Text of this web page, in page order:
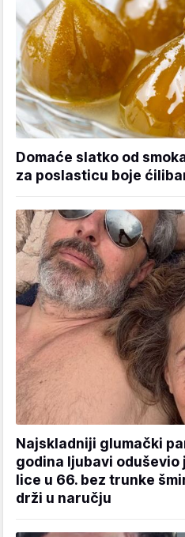
Domaće slatko od
za poslasticu boje
Najskladniji glumački
godina ljubavi oduševio
lice u 66. bez trunke
drži u naručju